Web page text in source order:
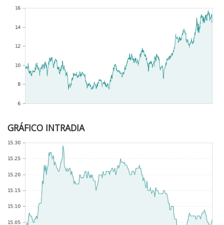
GRÁFICO INTRADIA